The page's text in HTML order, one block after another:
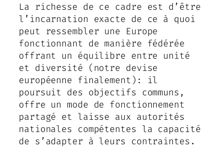
La richesse de ce cadre est d’être
l’incarnation exacte de ce à quoi
peut ressembler une Europe
fonctionnant de manière fédérée
offrant un équilibre entre unité
et diversité (notre devise
européenne finalement): il
poursuit des objectifs communs,
offre un mode de fonctionnement
partagé et laisse aux autorités
nationales compétentes la capacité
de s’adapter à leurs contraintes.